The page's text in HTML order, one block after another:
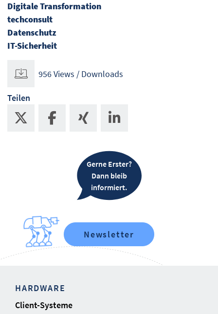
Digitale Transformation
techconsult
Datenschutz
IT-Sicherheit
956 Views / Downloads
Teilen
Gerne Erster?
Dann bleib
informiert.
Newsletter
HARDWARE
Client-Systeme